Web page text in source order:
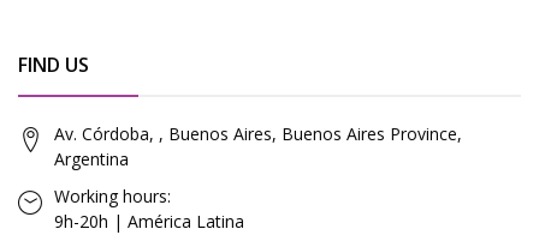
FIND US
Av. Córdoba, , Buenos Aires, Buenos Aires Province,
Argentina
Working hours:
9h-20h | América Latina